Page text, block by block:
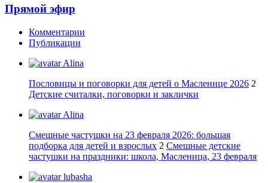
Прямой эфир
Комментарии
Публикации
Alina
Пословицы и поговорки для детей о Масленице 2026 2
Детские считалки, поговорки и заклички
Alina
Смешные частушки на 23 февраля 2026: большая
подборка для детей и взрослых 2 Смешные детские
частушки на праздники: школа, Масленица, 23 февраля
lubasha